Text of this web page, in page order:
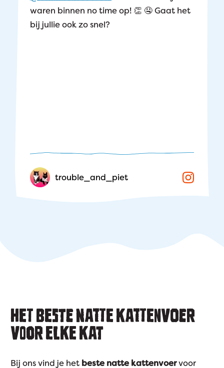
waren binnen no time op! 👏 🤤 Gaat het
bij jullie ook zo snel?
trouble_and_piet
HET BESTE NATTE KATTENVOER
VOOR ELKE KAT
Bij ons vind je het beste natte kattenvoervoor